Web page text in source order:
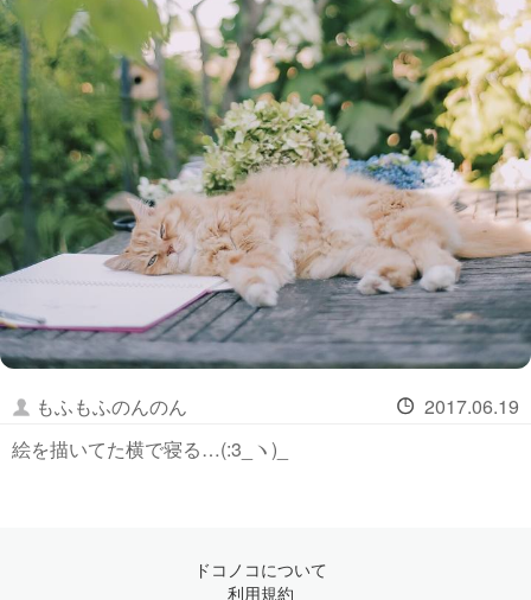
もふもふのんのん
2017.06.19
絵を描いてた横で寝る…(:3_ヽ)_
ドコノコについて
利用規約